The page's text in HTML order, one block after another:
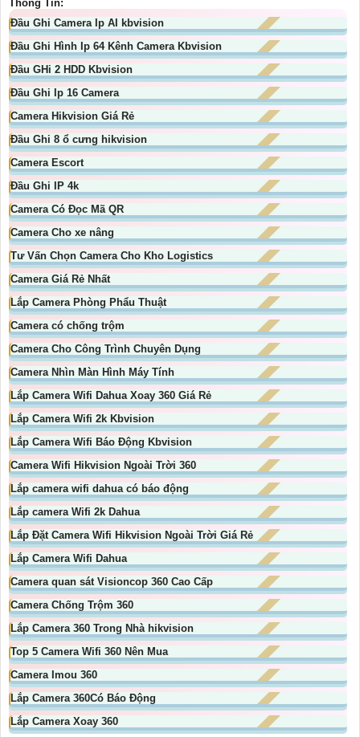
Thông Tin:
Đầu Ghi Camera Ip AI kbvision
Đầu Ghi Hình Ip 64 Kênh Camera Kbvision
Đầu GHi 2 HDD Kbvision
Đầu Ghi Ip 16 Camera
Camera Hikvision Giá Rẻ
Đầu Ghi 8 ổ cưng hikvision
Camera Escort
Đầu Ghi IP 4k
Camera Có Đọc Mã QR
Camera Cho xe nâng
Tư Vấn Chọn Camera Cho Kho Logistics
Camera Giá Rẻ Nhất
Lắp Camera Phòng Phẩu Thuật
Camera có chống trộm
Camera Cho Công Trình Chuyên Dụng
Camera Nhìn Màn Hình Máy Tính
Lắp Camera Wifi Dahua Xoay 360 Giá Rẻ
Lắp Camera Wifi 2k Kbvision
Lắp Camera Wifi Báo Động Kbvision
Camera Wifi Hikvision Ngoài Trời 360
Lắp camera wifi dahua có báo động
Lắp camera Wifi 2k Dahua
Lắp Đặt Camera Wifi Hikvision Ngoài Trời Giá Rẻ
Lắp Camera Wifi Dahua
Camera quan sát Visioncop 360 Cao Cấp
Camera Chống Trộm 360
Lắp Camera 360 Trong Nhà hikvision
Top 5 Camera Wifi 360 Nên Mua
Camera Imou 360
Lắp Camera 360Có Báo Động
Lắp Camera Xoay 360